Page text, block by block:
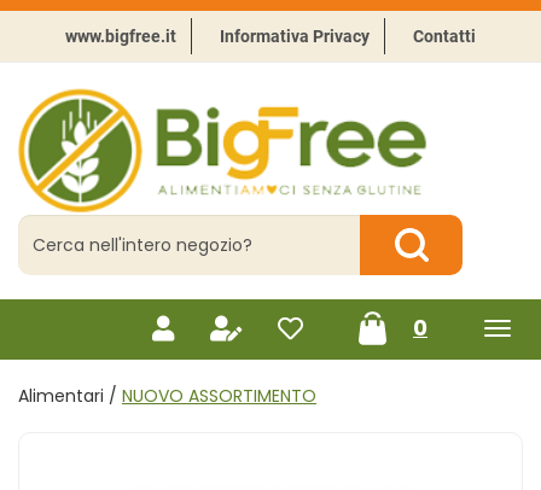
Passa
contenuto
principale
www.bigfree.it Informativa Privacy Contatti
BigFree
-
Punto
celiachia
Cerca
Prodotto
Cerca Prodotto
0prodotti
inseriti
Alimentari / NUOVO ASSORTIMENTO